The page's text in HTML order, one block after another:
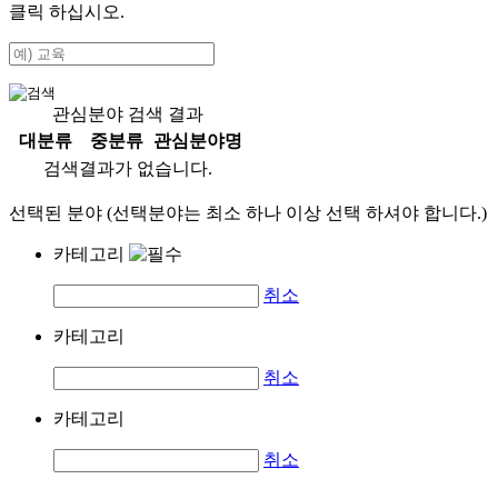
클릭 하십시오.
관심분야 검색 결과
대분류
중분류
관심분야명
검색결과가 없습니다.
선택된 분야 (선택분야는 최소 하나 이상 선택 하셔야 합니다.)
카테고리
취소
카테고리
취소
카테고리
취소